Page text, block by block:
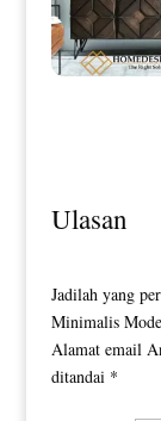
Ulasan
Jadilah yang
Minimalis
Alamat email
ditandai *